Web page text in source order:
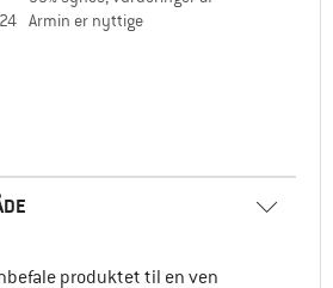
Armin er nyttige
produktet til en ven